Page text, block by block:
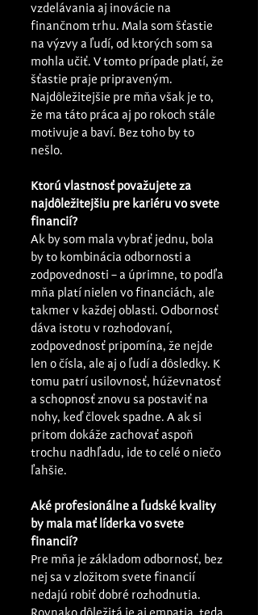
vzdelávania aj inovácie na
finančnom trhu. Mala som šťastie
na výzvy a ľudí, od ktorých som sa
mohla učiť. V tomto prípade platí, že
šťastie praje pripraveným.
Najdôležitejšie pre mňa však je to,
že ma táto práca aj po rokoch stále
motivuje a baví. Bez toho by to
nešlo.
Ktorú vlastnosť považujete za
najdôležitejšiu pre kariéru vo svete
financií?
Ak by som mala vybrať jednu, bola
by to kombinácia odbornosti a
zodpovednosti – a úprimne, to podľa
mňa platí nielen vo financiách, ale
takmer v každej oblasti. Odbornosť
dáva istotu v rozhodovaní,
zodpovednosť pripomína, že nejde
len o čísla, ale aj o ľudí a dôsledky. K
tomu patrí usilovnosť, húževnatosť
a schopnosť znovu sa postaviť na
nohy, keď človek spadne. A ak si
pritom dokáže zachovať aspoň
trochu nadhľadu, ide to celé o niečo
ľahšie.
Aké profesionálne a ľudské kvality
by mala mať líderka vo svete
financií?
Pre mňa je základom odbornosť, bez
nej sa v zložitom svete financií
nedajú robiť dobré rozhodnutia.